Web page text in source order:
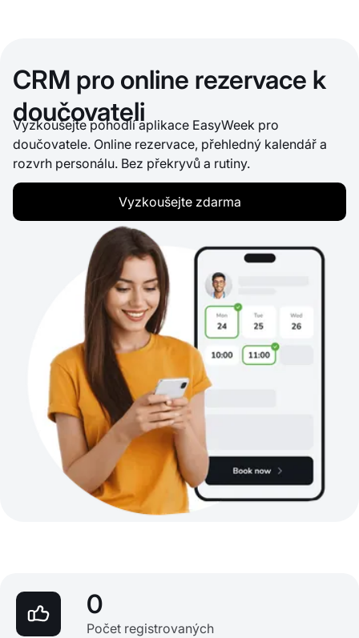
CRM pro online rezervace k
doučovateli
Vyzkoušejte pohodlí aplikace EasyWeek pro
doučovatele. Online rezervace, přehledný kalendář a
rozvrh personálu. Bez překryvů a rutiny.
Vyzkoušejte zdarma
0
Počet registrovaných